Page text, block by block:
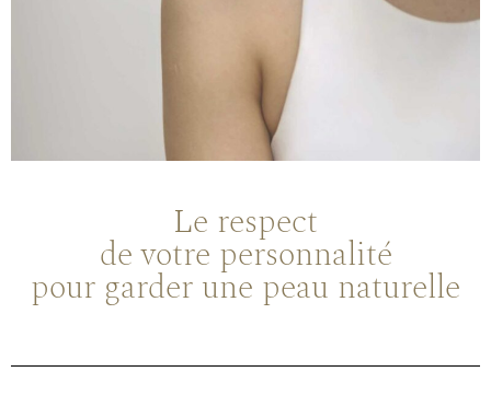
Le respect
de votre personnalité
pour garder une peau naturelle